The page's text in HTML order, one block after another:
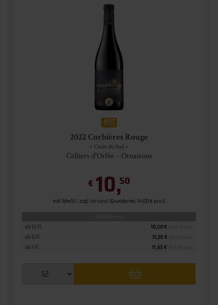
2022 Corbières Rouge
» Croix du Sud «
Celliers d'Orfée - Ornaisons
€ 10,50
inkl. MwSt. / zzgl.Versand (Grundpreis: 14,00 € pro l)
ab 1 Fl. 11,65 €
ab 6 Fl. 11,05 €
ab 12 Fl. 10,50 €